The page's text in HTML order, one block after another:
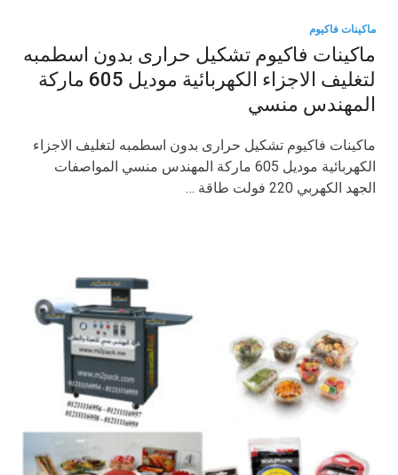
ماكينات فاكيوم
ماكينات فاكيوم تشكيل حرارى بدون اسطمبه
لتغليف الاجزاء الكهربائية موديل 605 ماركة
المهندس منسي
ماكينات فاكيوم تشكيل حرارى بدون اسطمبه لتغليف الاجزاء
الكهربائية موديل 605 ماركة المهندس منسي المواصفات
الجهد الكهربي 220 فولت طاقة …